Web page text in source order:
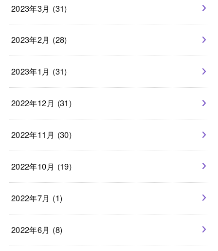
2023年3月 (31)
2023年2月 (28)
2023年1月 (31)
2022年12月 (31)
2022年11月 (30)
2022年10月 (19)
2022年7月 (1)
2022年6月 (8)